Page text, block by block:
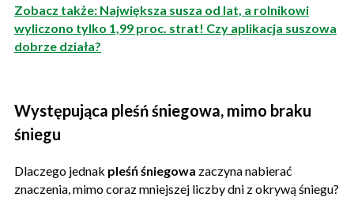
Zobacz także: Największa susza od lat, a rolnikowi
wyliczono tylko 1,99 proc. strat! Czy aplikacja suszowa
dobrze działa?
Występująca pleśń śniegowa, mimo braku
śniegu
Dlaczego jednak pleśń śniegowa zaczyna nabierać
znaczenia, mimo coraz mniejszej liczby dni z okrywą śniegu?